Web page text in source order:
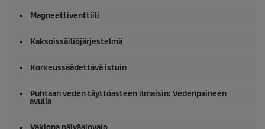
Magneettiventtiili
Kaksoissäiliöjärjestelmä
Korkeussäädettävä istuin
Puhtaan veden täyttöasteen ilmaisin: Vedenpaineen
avulla